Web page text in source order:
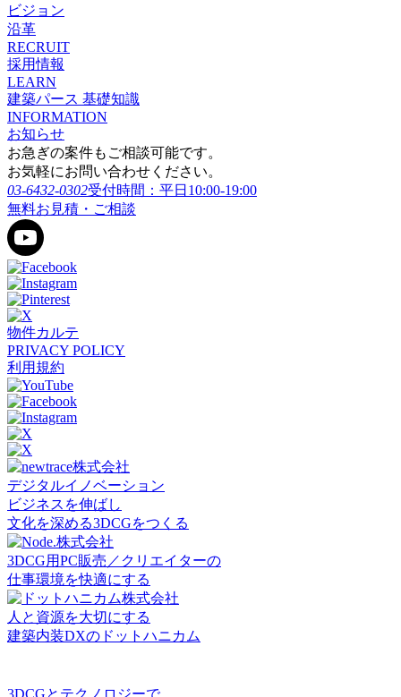
ビジョン
沿革
RECRUIT
採用情報
LEARN
建築パース 基礎知識
INFORMATION
お知らせ
お急ぎの案件もご相談可能です。
お気軽にお問い合わせください。
03-6432-0302受付時間：平日10:00-19:00
無料お見積・ご相談
物件カルテ
PRIVACY POLICY
利用規約
デジタルイノベーション
ビジネスを伸ばし
文化を深める3DCGをつくる
3DCG用PC販売／クリエイターの
仕事環境を快適にする
人と資源を大切にする
建築内装DXのドットハニカム
3DCGとテクノロジーで